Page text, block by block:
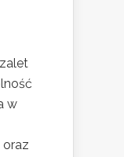
w